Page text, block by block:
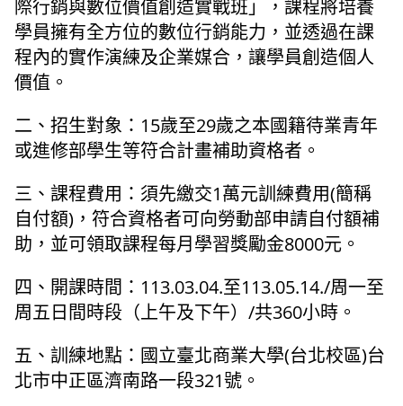
際行銷與數位價值創造實戰班」，課程將培養
學員擁有全方位的數位行銷能力，並透過在課
程內的實作演練及企業媒合，讓學員創造個人
價值。
二、招生對象：15歲至29歲之本國籍待業青年
或進修部學生等符合計畫補助資格者。
三、課程費用：須先繳交1萬元訓練費用(簡稱
自付額)，符合資格者可向勞動部申請自付額補
助，並可領取課程每月學習獎勵金8000元。
四、開課時間：113.03.04.至113.05.14./周一至
周五日間時段（上午及下午）/共360小時。
五、訓練地點：國立臺北商業大學(台北校區)台
北市中正區濟南路一段321號。